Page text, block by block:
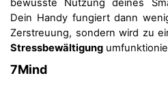
bewusste Nutzung deines
Dein Handy fungiert dann
Zerstreuung, sondern wird zu
Stressbewältigung
7Mind